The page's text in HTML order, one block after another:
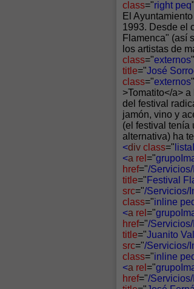
class="right peq"
El
1993. Desde el
Flamenca" (así
los artistas de
class="externos"
title="José
class="externos"
>Tomatito</a>
del festival
jamón, vino y
(el festival tenía
alternativa) ha
<div class="
<a rel ="
href="/
title=" Festival
src="/Servicios/
class="inline
<a rel ="
href="/
title="Juanito
src="/Servicios/
class="inline
<a rel ="
href="/